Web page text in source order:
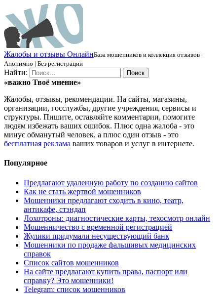
Жалобы и отзывы ОнлайнБаза мошенников и коллекция отзывов |
Анонимно | Без регистрации
Найти:
«важно Твоё мнение»
Жалобы, отзывы, рекомендации. На сайты, магазины,
организации, госслужбы, другие учреждения, сервисы и
структуры. Пишите, оставляйте комментарии, помогите
людям избежать ваших ошибок. Плюс одна жалоба - это
минус обманутый человек, а плюс один отзыв - это
бесплатная реклама ваших товаров и услуг в интернете.
Популярное
Предлагают удаленную работу по созданию сайтов
Как не стать жертвой мошенников
Мошенники предлагают сходить в кино, театр,
антикафе, стэндап
Лохотроны: диагностические карты, техосмотр онлайн
Мошенничество с временной регистрацией
Жулики придумали несуществующий банк
Мошенники по продаже фальшивых медицинских
справок
Список сайтов мошенников
На сайте предлагают купить права, паспорт или
справку? Это мошенники!
Telegram: список мошенников